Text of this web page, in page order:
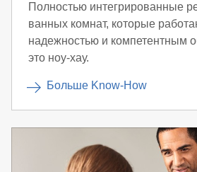
Полностью интегрированные
ванных комнат, которые
надежностью и компетентным
это ноу-хау.
Больше Know-How